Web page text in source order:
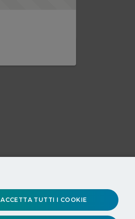
ACCETTA TUTTI I COOKIE